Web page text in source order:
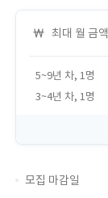
최대 월 금액
5~9년 차, 1명
3~4년 차, 1명
모집 마감일